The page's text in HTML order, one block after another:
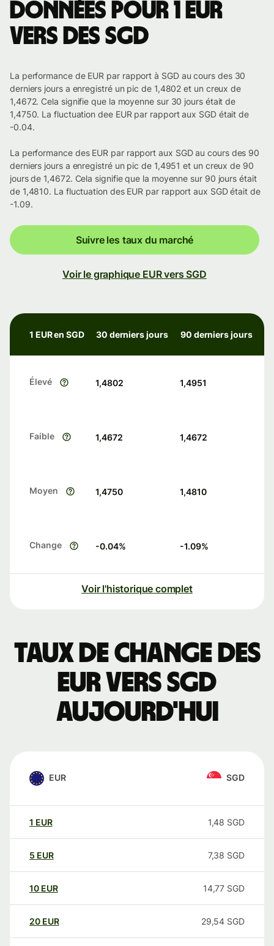
Données pour 1 EUR
vers des SGD
La performance de EUR par rapport à SGD au cours des 30
derniers jours a enregistré un pic de 1,4802 et un creux de
1,4672. Cela signifie que la moyenne sur 30 jours était de
1,4750. La fluctuation dee EUR par rapport aux SGD était de
-0.04.
La performance des EUR par rapport aux SGD au cours des 90
derniers jours a enregistré un pic de 1,4951 et un creux de 90
jours de 1,4672. Cela signifie que la moyenne sur 90 jours était
de 1,4810. La fluctuation des EUR par rapport aux SGD était de
-1.09.
Suivre les taux du marché
Voir le graphique EUR vers SGD
1 EUR en SGD 30 derniers jours 90 derniers jours
Élevé 1,4802 1,4951
Faible 1,4672 1,4672
Moyen 1,4750 1,4810
Change -0.04% -1.09%
Voir l'historique complet
Taux de change des
EUR vers SGD
aujourd'hui
EUR SGD
1 EUR 1,48 SGD
5 EUR 7,38 SGD
10 EUR 14,77 SGD
20 EUR 29,54 SGD